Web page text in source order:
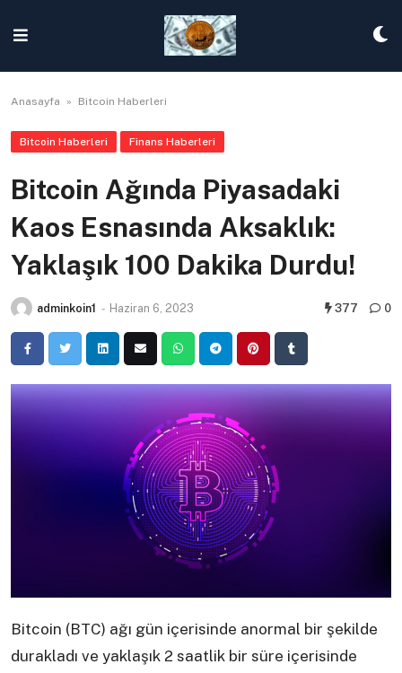
content
Anasayfa » Bitcoin Haberleri
Bitcoin Haberleri Finans Haberleri
Bitcoin Ağında Piyasadaki
Kaos Esnasında Aksaklık:
Yaklaşık 100 Dakika Durdu!
adminkoin1 - Haziran 6, 2023 377 0
Bitcoin (BTC) ağı gün içerisinde anormal bir şekilde
durakladı ve yaklaşık 2 saatlik bir süre içerisinde